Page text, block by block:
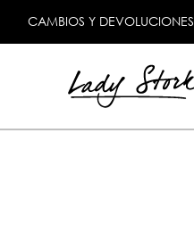
CAMBIOS Y DEVOLUCIONES